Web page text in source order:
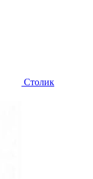
Столик